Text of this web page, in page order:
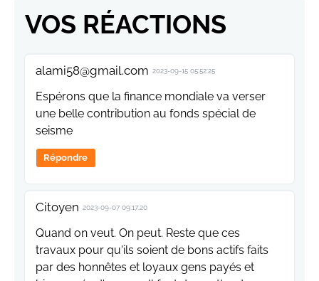
VOS RÉACTIONS
alami58@gmail.com 2023-09-15 05:52:25
Espérons que la finance mondiale va verser
une belle contribution au fonds spécial de
seisme
Répondre
Citoyen 2023-09-07 09:17:20
Quand on veut. On peut. Reste que ces
travaux pour qu'ils soient de bons actifs faits
par des honnêtes et loyaux gens payés et